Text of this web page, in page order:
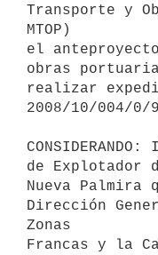
Transporte y
MTOP)
el
obras
realizar
2008/10/004/0/
de Explotador
Nueva Palmira
Dirección
Zonas
Francas y la